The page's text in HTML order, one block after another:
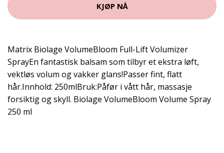
KJØP NÅ
Matrix Biolage VolumeBloom Full-Lift Volumizer
SprayEn fantastisk balsam som tilbyr et ekstra løft,
vektløs volum og vakker glans!Passer fint, flatt
hår.Innhold: 250mlBruk:Påfør i vått hår, massasje
forsiktig og skyll. Biolage VolumeBloom Volume Spray
250 ml